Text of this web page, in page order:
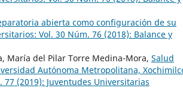
abierta como configuración de su
Vol. 30 Núm. 76 (2018): Balance y
María del Pilar Torre Medina-Mora, Salud
Autónoma Metropolitana,
(2019): Juventudes Universitarias